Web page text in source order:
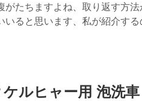
がたちますよね、取り返す方法
いると思います、私が紹介する
ルヒャー用 泡洗車